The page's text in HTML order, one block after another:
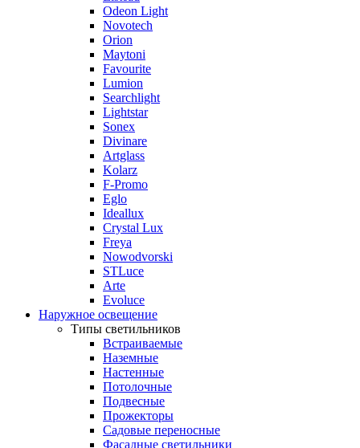
Odeon Light
Novotech
Orion
Maytoni
Favourite
Lumion
Searchlight
Lightstar
Sonex
Divinare
Artglass
Kolarz
F-Promo
Eglo
Ideallux
Crystal Lux
Freya
Nowodvorski
STLuce
Arte
Evoluce
Наружное освещение
Типы светильников
Встраиваемые
Наземные
Настенные
Потолочные
Подвесные
Прожекторы
Садовые переносные
Фасадные светильники